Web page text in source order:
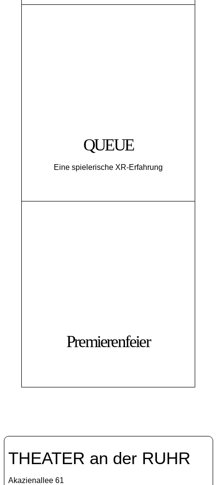
QUEUE
Eine spielerische XR-Erfahrung
Premierenfeier
THEATER an der RUHR
Akazienallee 61